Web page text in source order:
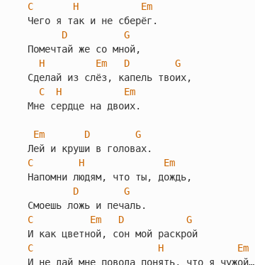
C
H
Em
Чего я так и не сберёг.
D
G
Помечтай же со мной,
H
Em D
G
Сделай из слёз, капель твоих,
C
H
Em
Мне сердце на двоих.
Em D
G
C
H
Em
Напомни людям, что ты, дождь,
D
G
C
Em D
G
C
H
Em
И не дай мне повода понять, что я чужой…